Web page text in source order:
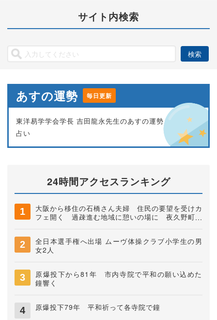
サイト内検索
あすの運勢 毎日更新
東洋易学学会学長 吉田龍永先生のあすの運勢
占い
24時間アクセスランキング
大阪から移住の石橋さん夫婦 住民の要望を受けカ
フェ開く 過疎進む地域に憩いの場に 夜久野町稲
全日本選手権へ出場 ムーヴ体操クラブ小学生の男
女2人
原爆投下から81年 市内寺院で平和の願い込めた
鐘響く
原爆投下79年 平和祈って各寺院で鐘